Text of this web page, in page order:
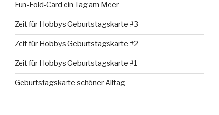
Fun-Fold-Card ein Tag am Meer
Zeit für Hobbys Geburtstagskarte #3
Zeit für Hobbys Geburtstagskarte #2
Zeit für Hobbys Geburtstagskarte #1
Geburtstagskarte schöner Alltag